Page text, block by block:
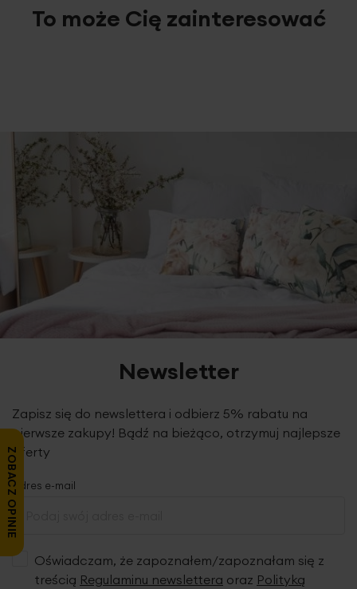
To może Cię zainteresować
Newsletter
Zapisz się do newslettera i odbierz 5% rabatu na
pierwsze zakupy! Bądź na bieżąco, otrzymuj najlepsze
oferty
Adres e-mail
Oświadczam, że zapoznałem/zapoznałam się z
treścią Regulaminu newslettera oraz Polityką
ZOBACZ OPINIE